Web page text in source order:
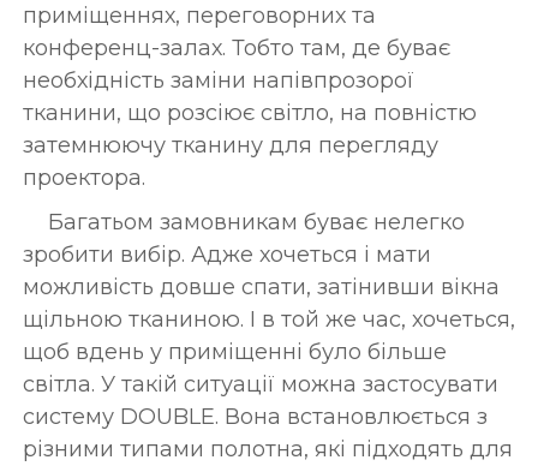
приміщеннях, переговорних та
конференц-залах. Тобто там, де буває
необхідність заміни напівпрозорої
тканини, що розсіює світло, на повністю
затемнюючу тканину для перегляду
проектора.
Багатьом замовникам буває нелегко
зробити вибір. Адже хочеться і мати
можливість довше спати, затінивши вікна
щільною тканиною. І в той же час, хочеться,
щоб вдень у приміщенні було більше
світла. У такій ситуації можна застосувати
систему DOUBLE. Вона встановлюється з
різними типами полотна, які підходять для